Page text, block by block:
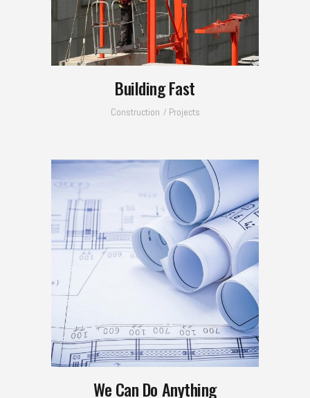
Building Fast
Construction Projects
We Can Do Anything